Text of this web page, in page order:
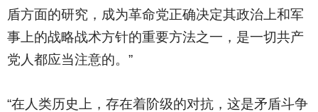
盾方面的研究，成为革命党正确决定其政治上和军
事上的战略战术方针的重要方法之一，是一切共产
党人都应当注意的。”
“在人类历史上，存在着阶级的对抗，这是矛盾斗争